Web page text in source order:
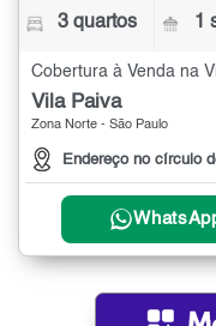
3 quartos 1
Cobertura à Venda na
Vila Paiva
Zona Norte - São Paulo
Endereço no círculo